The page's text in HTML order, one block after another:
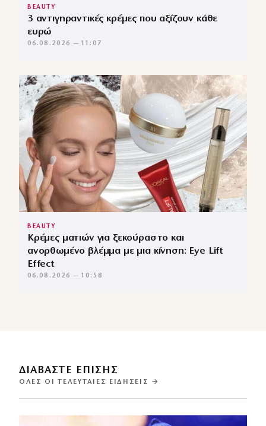
BEAUTY
3 αντιγηραντικές κρέμες που αξίζουν κάθε
ευρώ
06.08.2026 — 11:07
BEAUTY
Κρέμες ματιών για ξεκούραστο και
ανορθωμένο βλέμμα με μια κίνηση: Eye Lift
Effect
06.08.2026 — 10:58
ΔΙΑΒΑΣΤΕ ΕΠΙΣΗΣ
ΌΛΕΣ ΟΙ ΤΕΛΕΥΤΑΊΕΣ ΕΙΔΉΣΕΙΣ →